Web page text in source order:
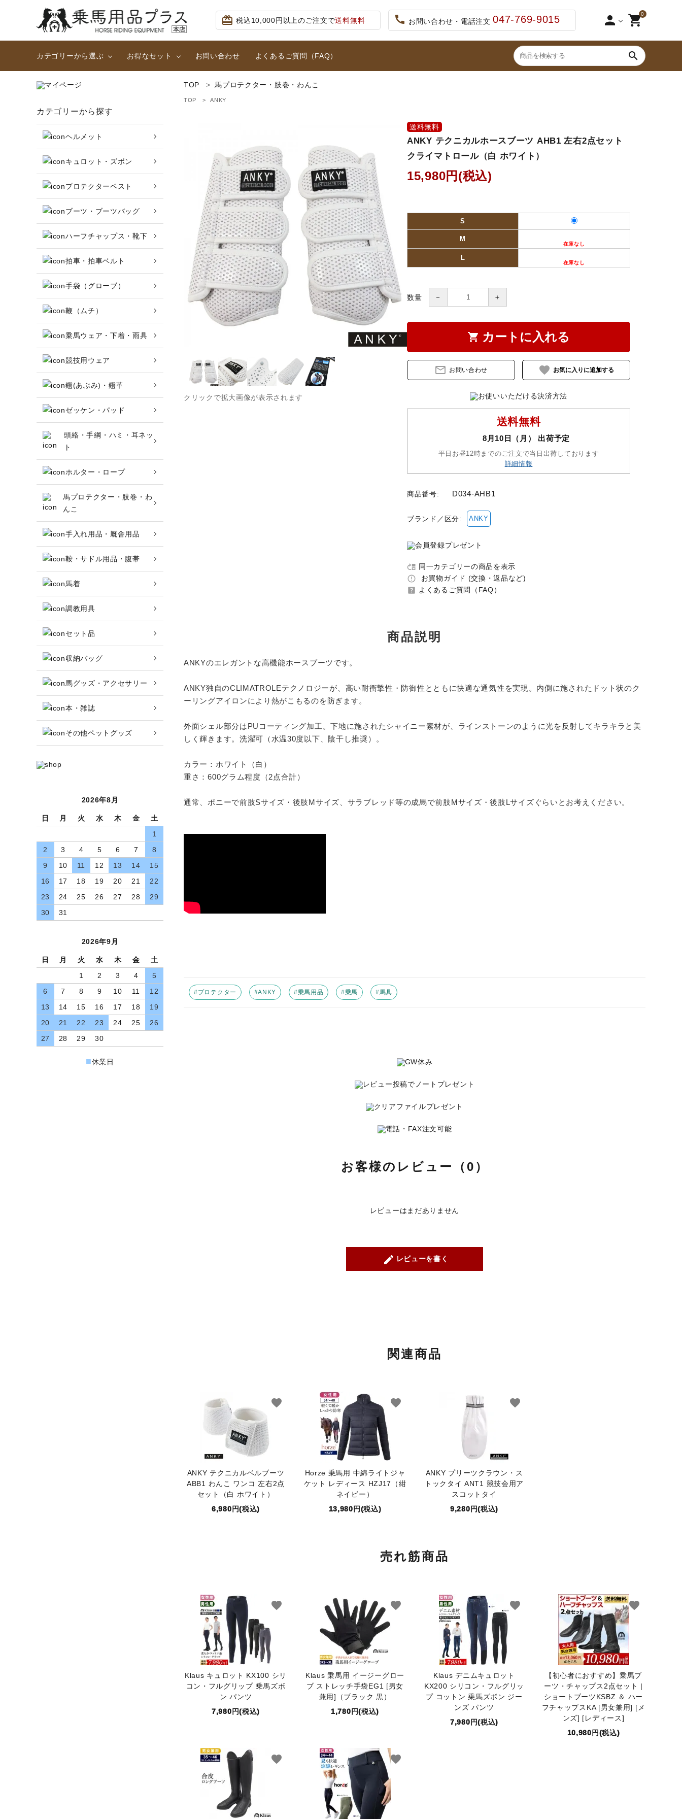
card_giftcard 税込10,000円以上のご注文で送料無料 call お問い合わせ・電話注文047-769-9015 person 0
shopping_cart
カテゴリーから選ぶ
乗馬ウェア・下着・雨具 鐙(あぶみ)・鐙革 ゼッケン・パッド
頭絡・手綱・ハミ・耳ネット ホルター・ロープ
鞍・サドル用品・腹帯 馬着
馬グッズ・アクセサリー 本・雑誌 その他ペットグッズ
ブランド一覧 コンテンツ記事
お得なセット
大人用２点セット (足まわり)
女性用ハイグレード2点セット
お問い合わせ よくあるご質問（FAQ） search
ブーツ・ブーツバッグ
ハーフチャップス・靴下
拍車・拍車ベルト
手袋（グローブ）
鞭（ムチ）
ホルター・ロープ
馬プロテクター・肢巻・わんこ
手入れ用品・厩舎用品
鞍・サドル用品・腹帯
馬着
調教用具
セット品
収納バッグ
馬グッズ・アクセサリー
本・雑誌
その他ペットグッズ
ブランド一覧
コンテンツ記事
INFORMATIOM
お買い物ガイド
よくあるご質問（FAQ）
特定商取引法について
お問い合わせ
ACCOUNT MENU
ようこそ ゲスト 様
TOP 馬プロテクター・肢巻・わんこ
TOP ANKY
クリックで拡大画像が表示されます
送料無料
ANKY テクニカルホースブーツ AHB1 左右2点セット
クライマトロール（白 ホワイト）
15,980円(税込)
S
M
L
数量 － ＋
shopping_cart カートに入れる
mail_outline お問い合わせ favorite
送料無料
8月10日（月） 出荷予定
平日お昼12時までのご注文で当日出荷しております
詳細情報
商品番号: D034-AHB1
ブランド／区分: ANKY
move_up 同一カテゴリーの商品を表示
error_outline お買物ガイド (交換・返品など)
help_center よくあるご質問（FAQ）
商品説明
ANKYのエレガントな高機能ホースブーツです。
ANKY独自のCLIMATROLEテクノロジーが、高い耐衝撃性・防御性とともに快適な通気性を実現。内側に施されたドット状のク
ーリングアイロンにより熱がこもるのを防ぎます。
外面シェル部分はPUコーティング加工。下地に施されたシャイニー素材が、ラインストーンのように光を反射してキラキラと美
しく輝きます。洗濯可（水温30度以下、陰干し推奨）。
カラー：ホワイト（白）
重さ：600グラム程度（2点合計）
通常、ポニーで前肢Sサイズ・後肢Mサイズ、サラブレッド等の成馬で前肢Mサイズ・後肢Lサイズぐらいとお考えください。
#プロテクター #ANKY #乗馬用品 #乗馬 #馬具
お客様のレビュー（0）
レビューはまだありません
create レビューを書く
関連商品
ANKY テクニカルベルブーツ
ABB1 わんこ ワンコ 左右2点
セット（白 ホワイト）
6,980円(税込)
favorite
Horze 乗馬用 中綿ライトジャ
ケット レディース HZJ17（紺
ネイビー）
13,980円(税込)
favorite
ANKY プリーツクラウン・ス
トックタイ ANT1 競技会用ア
スコットタイ
9,280円(税込)
favorite
売れ筋商品
Klaus キュロット KX100 シリ
コン・フルグリップ 乗馬ズボ
ン パンツ
7,980円(税込)
favorite
Klaus 乗馬用 イージーグロー
ブ ストレッチ手袋EG1 [男女
兼用]（ブラック 黒）
1,780円(税込)
favorite
Klaus デニムキュロット
KX200 シリコン・フルグリッ
プ コットン 乗馬ズボン ジー
ンズ パンツ
7,980円(税込)
favorite
【初心者におすすめ】乗馬ブ
ーツ・チャップス2点セット |
ショートブーツKSBZ ＆ ハー
フチャップスKA [男女兼用] [メ
ンズ] [レディース]
10,980円(税込)
favorite
favorite favorite
カテゴリーから探す
ヘルメット
キュロット・ズボン
プロテクターベスト
ブーツ・ブーツバッグ
ハーフチャップス・靴下
拍車・拍車ベルト
手袋（グローブ）
鞭（ムチ）
乗馬ウェア・下着・雨具
競技用ウェア
鐙(あぶみ)・鐙革
ゼッケン・パッド
頭絡・手綱・ハミ・耳ネッ
ト
ホルター・ロープ
馬プロテクター・肢巻・わ
んこ
手入れ用品・厩舎用品
鞍・サドル用品・腹帯
馬着
調教用具
セット品
収納バッグ
馬グッズ・アクセサリー
本・雑誌
その他ペットグッズ
2026年8月
日 月 火 水 木 金
土
1
2
3 4 5 6 7
8
9
10 11 12 13 14
15
16
17 18 19 20 21
22
23
24 25 26 27 28
29
30
31
2026年9月
日 月 火 水 木 金
土
1
2 3 4
5
6
7 8 9 10 11
12
13
14 15 16 17 18
19
20
21 22 23 24 25
26
27
28 29 30
■休業日